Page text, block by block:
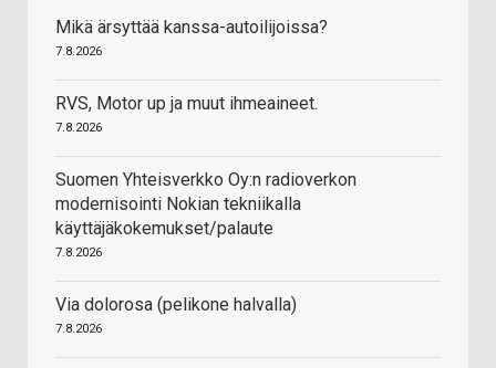
Mikä ärsyttää kanssa-autoilijoissa?
7.8.2026
RVS, Motor up ja muut ihmeaineet.
7.8.2026
Suomen Yhteisverkko Oy:n radioverkon
modernisointi Nokian tekniikalla
käyttäjäkokemukset/palaute
7.8.2026
Via dolorosa (pelikone halvalla)
7.8.2026